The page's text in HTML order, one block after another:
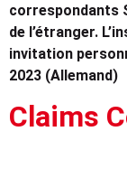
correspondants
de l’étranger.
invitation
2023 (Allemand)
Claims